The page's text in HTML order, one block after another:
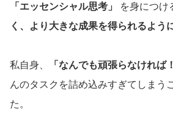
「エッセンシャル思考」
を身につけ
く、より大きな成果を得られるよう
私自身、 「なんでも頑張らなければ
んのタスクを詰め込みすぎてしまう
た。